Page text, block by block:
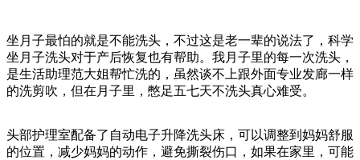
坐月子最怕的就是不能洗头，不过这是老一辈的说法了，科学
坐月子洗头对于产后恢复也有帮助。我月子里的每一次洗头，
是生活助理范大姐帮忙洗的，虽然谈不上跟外面专业发廊一样
的洗剪吹，但在月子里，憋足五七天不洗头真心难受。
头部护理室配备了自动电子升降洗头床，可以调整到妈妈舒服
的位置，减少妈妈的动作，避免撕裂伤口，如果在家里，可能